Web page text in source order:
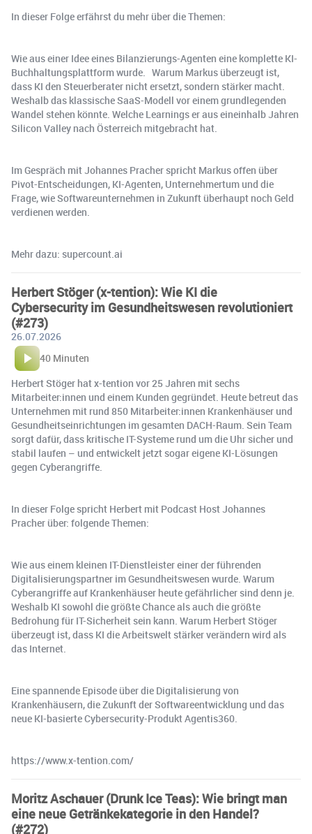
In dieser Folge erfährst du mehr über die Themen:
Wie aus einer Idee eines Bilanzierungs-Agenten eine komplette KI-
Buchhaltungsplattform wurde. Warum Markus überzeugt ist,
dass KI den Steuerberater nicht ersetzt, sondern stärker macht.
Weshalb das klassische SaaS-Modell vor einem grundlegenden
Wandel stehen könnte. Welche Learnings er aus eineinhalb Jahren
Silicon Valley nach Österreich mitgebracht hat.
Im Gespräch mit Johannes Pracher spricht Markus offen über
Pivot-Entscheidungen, KI-Agenten, Unternehmertum und die
Frage, wie Softwareunternehmen in Zukunft überhaupt noch Geld
verdienen werden.
Mehr dazu: supercount.ai
Herbert Stöger (x-tention): Wie KI die
Cybersecurity im Gesundheitswesen revolutioniert
(#273)
26.07.2026
40 Minuten
Herbert Stöger hat x-tention vor 25 Jahren mit sechs
Mitarbeiter:innen und einem Kunden gegründet. Heute betreut das
Unternehmen mit rund 850 Mitarbeiter:innen Krankenhäuser und
Gesundheitseinrichtungen im gesamten DACH-Raum. Sein Team
sorgt dafür, dass kritische IT-Systeme rund um die Uhr sicher und
stabil laufen – und entwickelt jetzt sogar eigene KI-Lösungen
gegen Cyberangriffe.
In dieser Folge spricht Herbert mit Podcast Host Johannes
Pracher über: folgende Themen:
Wie aus einem kleinen IT-Dienstleister einer der führenden
Digitalisierungspartner im Gesundheitswesen wurde. Warum
Cyberangriffe auf Krankenhäuser heute gefährlicher sind denn je.
Weshalb KI sowohl die größte Chance als auch die größte
Bedrohung für IT-Sicherheit sein kann. Warum Herbert Stöger
überzeugt ist, dass KI die Arbeitswelt stärker verändern wird als
das Internet.
Eine spannende Episode über die Digitalisierung von
Krankenhäusern, die Zukunft der Softwareentwicklung und das
neue KI-basierte Cybersecurity-Produkt Agentis360.
https://www.x-tention.com/
Moritz Aschauer (Drunk Ice Teas): Wie bringt man
eine neue Getränkekategorie in den Handel?
(#272)